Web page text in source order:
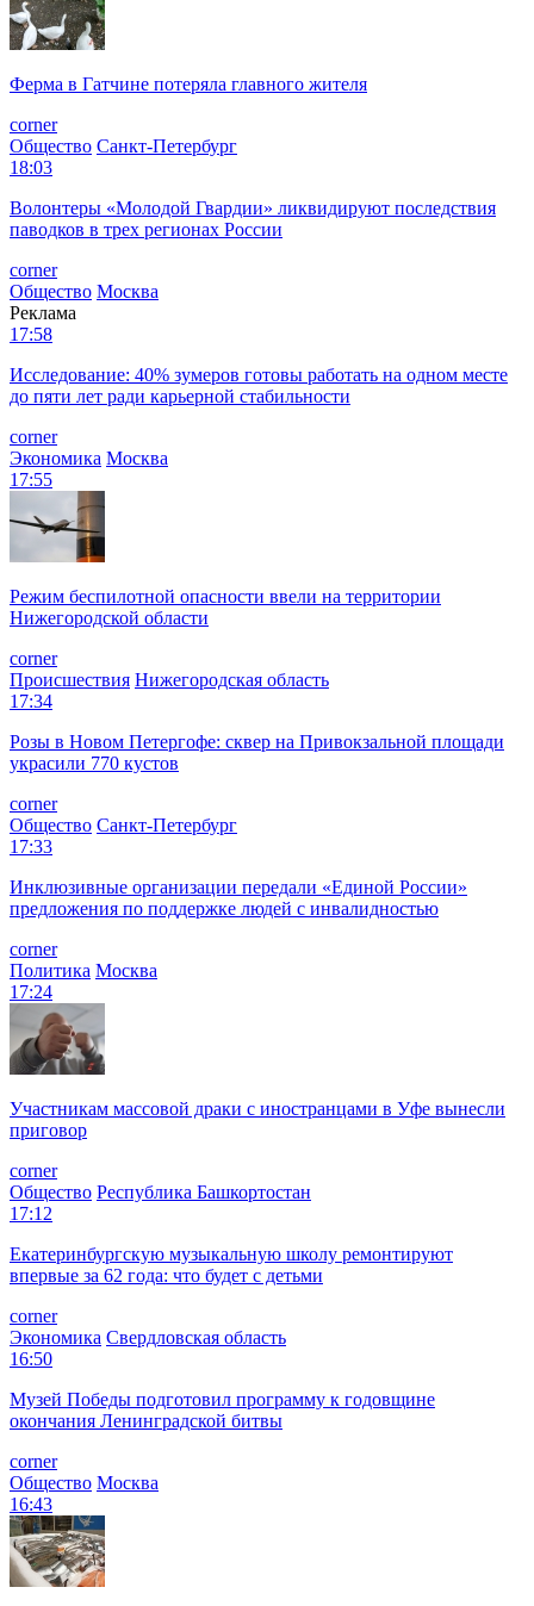
Ферма в Гатчине потеряла главного жителя
corner
Общество Санкт-Петербург
18:03
Волонтеры «Молодой Гвардии» ликвидируют последствия
паводков в трех регионах России
corner
Общество Москва
Реклама
17:58
Исследование: 40% зумеров готовы работать на одном месте
до пяти лет ради карьерной стабильности
corner
Экономика Москва
17:55
Режим беспилотной опасности ввели на территории
Нижегородской области
corner
Происшествия Нижегородская область
17:34
Розы в Новом Петергофе: сквер на Привокзальной площади
украсили 770 кустов
corner
Общество Санкт-Петербург
17:33
Инклюзивные организации передали «Единой России»
предложения по поддержке людей с инвалидностью
corner
Политика Москва
17:24
Участникам массовой драки с иностранцами в Уфе вынесли
приговор
corner
Общество Республика Башкортостан
17:12
Екатеринбургскую музыкальную школу ремонтируют
впервые за 62 года: что будет с детьми
corner
Экономика Свердловская область
16:50
Музей Победы подготовил программу к годовщине
окончания Ленинградской битвы
corner
Общество Москва
16:43